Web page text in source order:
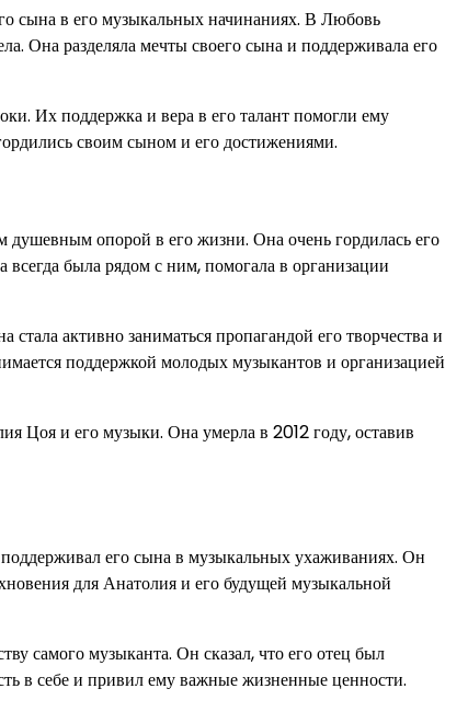
сына в его музыкальных начинаниях. В Любовь
Она разделяла мечты своего сына и поддерживала его
Их поддержка и вера в его талант помогли ему
своим сыном и его достижениями.
опорой в его жизни. Она очень гордилась его
всегда была рядом с ним, помогала в организации
активно заниматься пропагандой его творчества и
поддержкой молодых музыкантов и организацией
Цоя и его музыки. Она умерла в 2012 году, оставив
его сына в музыкальных ухаживаниях. Он
для Анатолия и его будущей музыкальной
самого музыканта. Он сказал, что его отец был
в себе и привил ему важные жизненные ценности.